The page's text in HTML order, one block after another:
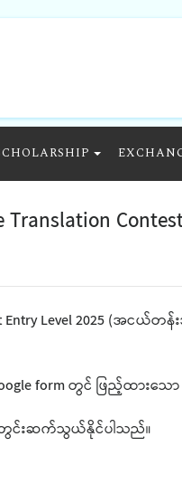
Translation
Entry Level 2025 (
form တွင် ဖြည့်ထားသ
အတွင်းဆက်သွယ်နိုင်ပါသည်။